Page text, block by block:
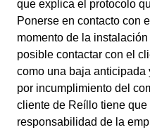
que explica el protocolo
Ponerse en contacto con
momento de la
posible contactar con el
como una baja
por incumplimiento del
cliente de Reíllo tiene
responsabilidad de la